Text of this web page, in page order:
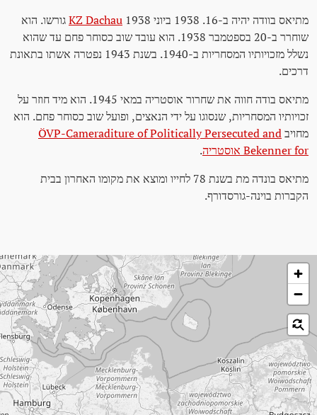
מתיאס בוודה יהיה ב-16. 1938 ביוני 1938 KZ Dachauגורשו. הוא
שוחרר ב-20 בספטמבר 1938. הוא עובד שוב כסוחר פחם עד שהוא
נשלל מזכויותיו המסחריות ב-1940. בשנת 1943 נפטרה אשתו בתאונת
דרכים.
מתיאס בודה חווה את שחרור אוסטריה במאי 1945. הוא מיד חוזר על
זכויותיו המסחריות, שנסוגו על ידי הנאצים, ופועל שוב כסוחר פחם. הוא
מחויבÖVP-Cameraditure of Politically Persecuted and
Bekenner for אוסטריה
.
מתיאס בונדה מת בשנת 78 לחייו ומוצא את מקומו האחרון בבית
הקברות בוינה-גורסדורף.
דלג על המפה